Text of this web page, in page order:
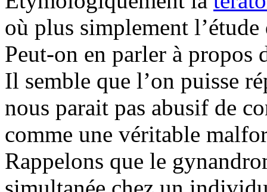
où plus simplement
Peut-on en parler à propos
Il semble que l’on puisse
nous parait pas abusif de
comme une véritable
Rappelons que le